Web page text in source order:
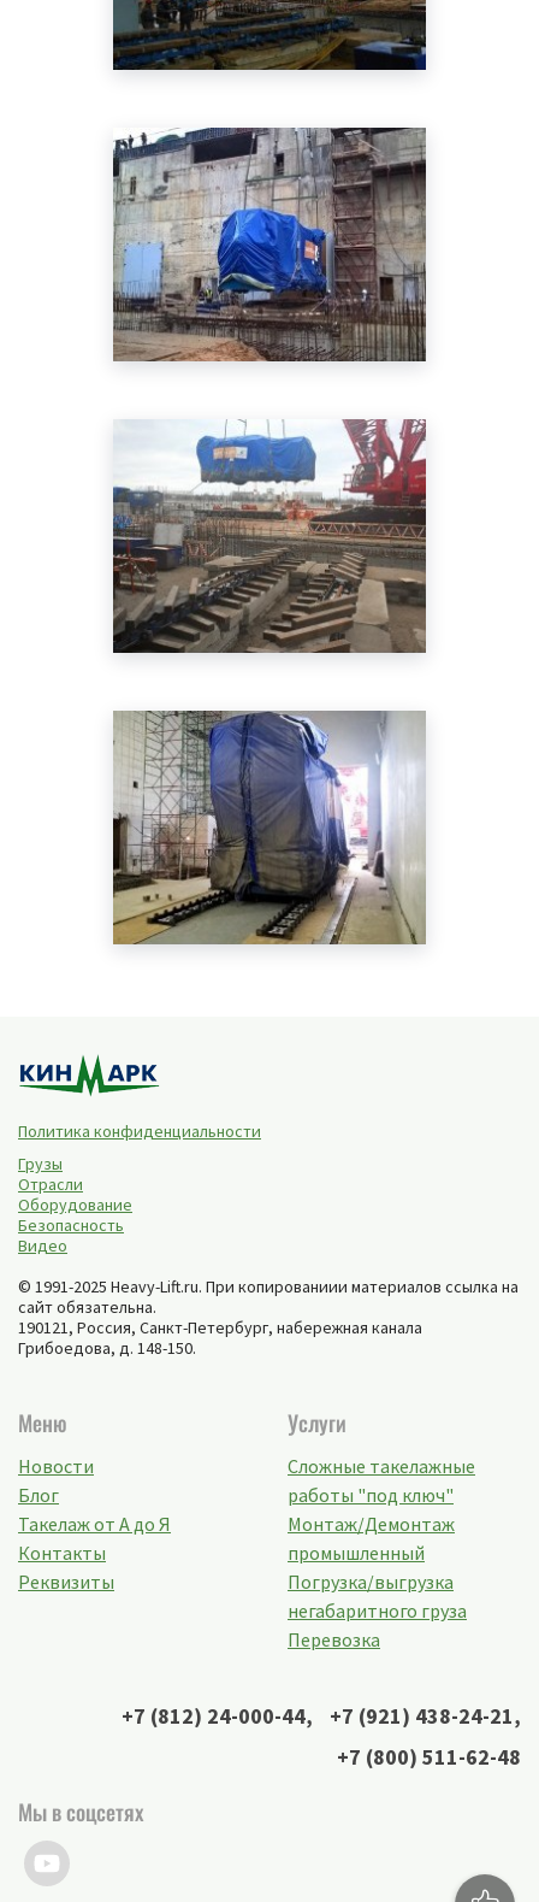
Политика конфиденциальности
Грузы
Отрасли
Оборудование
Безопасность
Видео
© 1991-2025 Heavy-Lift.ru. При копированиии материалов ссылка на
сайт обязательна.
190121, Россия, Санкт-Петербург, набережная канала
Грибоедова, д. 148-150.
Меню
Новости
Блог
Такелаж от А до Я
Контакты
Реквизиты
Услуги
Сложные такелажные
работы "под ключ"
Монтаж/Демонтаж
промышленный
Погрузка/выгрузка
негабаритного груза
Перевозка
+7 (812) 24-000-44, +7 (921) 438-24-21,
+7 (800) 511-62-48
Мы в соцсетях